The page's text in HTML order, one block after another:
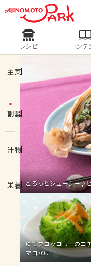
ログイン
ログイン
ホーム
コンテンツ
レシピ
トーク
よくある
お買い物
レシピ
人気の食材・レ
きゅうり な
ピーマン
み
レシピ コンテ
主菜
副菜
汁物
栄養 とろっとジューシー♪
ゆでブロッコリーのコ
マヨかけ